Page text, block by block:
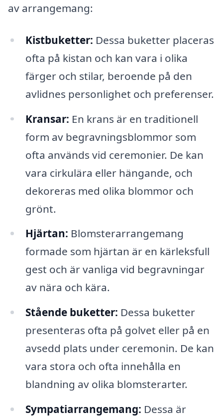
av arrangemang:
Kistbuketter: Dessa buketter placeras
ofta på kistan och kan vara i olika
färger och stilar, beroende på den
avlidnes personlighet och preferenser.
Kransar: En krans är en traditionell
form av begravningsblommor som
ofta används vid ceremonier. De kan
vara cirkulära eller hängande, och
dekoreras med olika blommor och
grönt.
Hjärtan: Blomsterarrangemang
formade som hjärtan är en kärleksfull
gest och är vanliga vid begravningar
av nära och kära.
Stående buketter: Dessa buketter
presenteras ofta på golvet eller på en
avsedd plats under ceremonin. De kan
vara stora och ofta innehålla en
blandning av olika blomsterarter.
Sympatiarrangemang: Dessa är